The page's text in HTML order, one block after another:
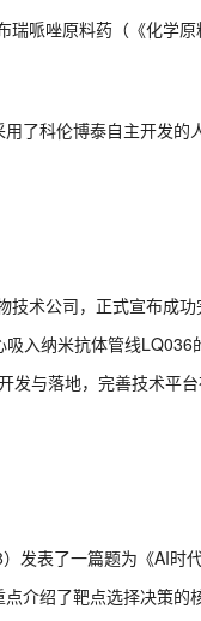
瑞哌唑原料药（《化学原
了科伦博泰自主开发的
技术公司，正式宣布成功
入纳米抗体管线LQ036
发与落地，完善技术平
发表了一篇题为《AI时
介绍了靶点选择决策的